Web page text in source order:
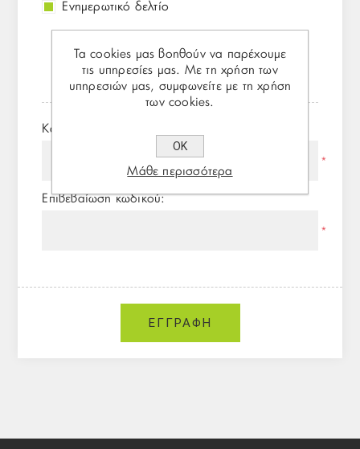
Ενημερωτικό δελτίο
Ο κωδικός πρόσβασης
Κωδικός πρόσβασης:
*
Επιβεβαίωση κωδικού:
*
Τα cookies μας βοηθούν να παρέχουμε
τις υπηρεσίες μας. Με τη χρήση των
υπηρεσιών μας, συμφωνείτε με τη χρήση
των cookies.
ΟΚ
Μάθε περισσότερα